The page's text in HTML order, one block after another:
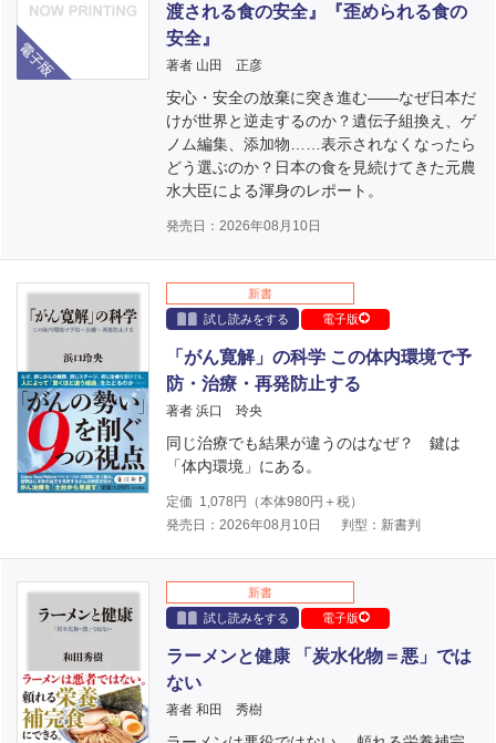
渡される食の安全』『歪められる食の
安全』
著者 山田 正彦
安心・安全の放棄に突き進む――なぜ日本だ
けが世界と逆走するのか？遺伝子組換え、ゲ
ノム編集、添加物……表示されなくなったら
どう選ぶのか？日本の食を見続けてきた元農
水大臣による渾身のレポート。
発売日：2026年08月10日
新書
試し読みをする
電子版
「がん寛解」の科学 この体内環境で予
防・治療・再発防止する
著者 浜口 玲央
同じ治療でも結果が違うのはなぜ？ 鍵は
「体内環境」にある。
定価 1,078 円（本体980円＋税）
発売日：2026年08月10日
判型：新書判
新書
試し読みをする
電子版
ラーメンと健康 「炭水化物＝悪」では
ない
著者 和田 秀樹